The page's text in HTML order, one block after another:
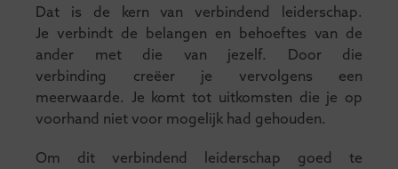
Dat is de kern van verbindend leiderschap.
Je verbindt de belangen en behoeftes van de
ander met die van jezelf. Door die
verbinding creëer je vervolgens een
meerwaarde. Je komt tot uitkomsten die je op
voorhand niet voor mogelijk had gehouden.
Om dit verbindend leiderschap goed te